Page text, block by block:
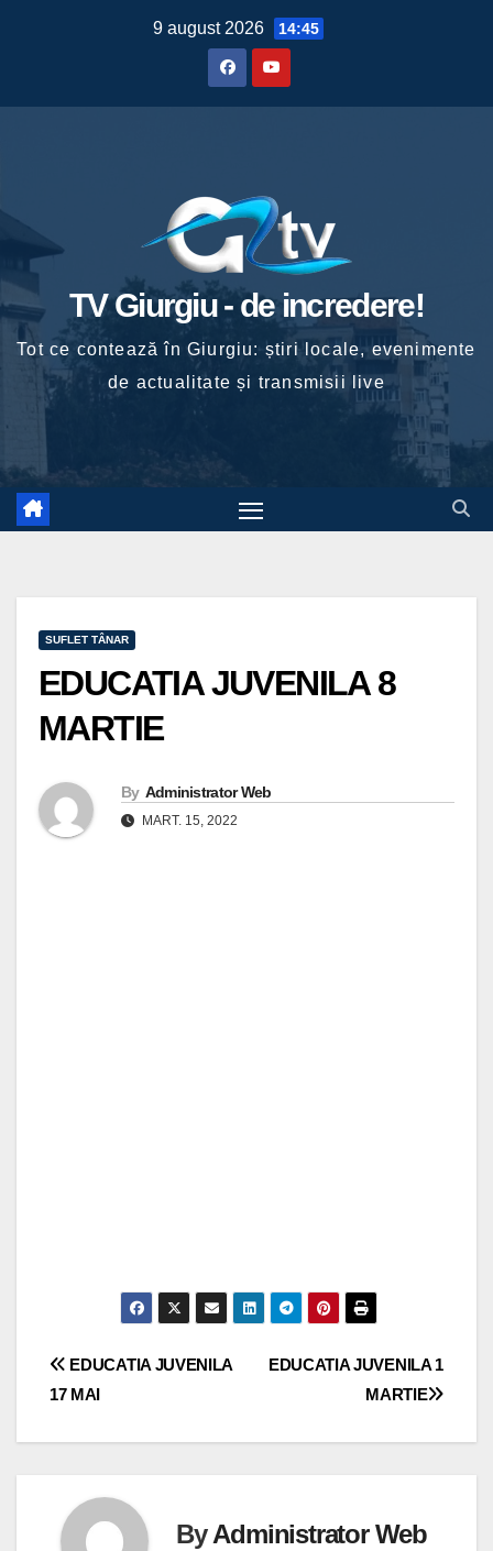
9 august 2026 14:45
TV Giurgiu - de incredere!
Tot ce contează în Giurgiu: știri locale, evenimente
de actualitate și transmisii live
SUFLET TÂNAR
EDUCATIA JUVENILA 8
MARTIE
By Administrator Web
MART. 15, 2022
Navigare
EDUCATIA JUVENILA 1
MARTIE
EDUCATIA JUVENILA
17 MAI
ByAdministrator Web